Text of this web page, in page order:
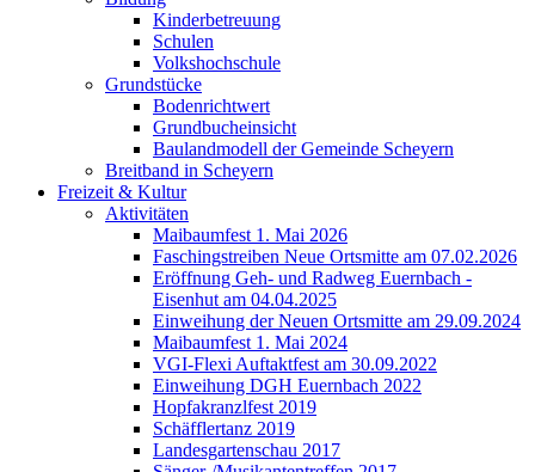
Kinderbetreuung
Schulen
Volkshochschule
Grundstücke
Bodenrichtwert
Grundbucheinsicht
Baulandmodell der Gemeinde Scheyern
Breitband in Scheyern
Freizeit & Kultur
Aktivitäten
Maibaumfest 1. Mai 2026
Faschingstreiben Neue Ortsmitte am 07.02.2026
Eröffnung Geh- und Radweg Euernbach -
Eisenhut am 04.04.2025
Einweihung der Neuen Ortsmitte am 29.09.2024
Maibaumfest 1. Mai 2024
VGI-Flexi Auftaktfest am 30.09.2022
Einweihung DGH Euernbach 2022
Hopfakranzlfest 2019
Schäfflertanz 2019
Landesgartenschau 2017